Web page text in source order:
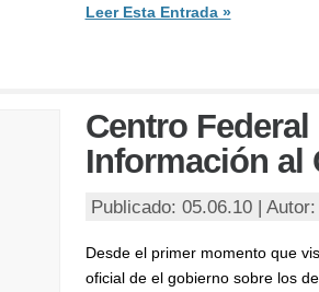
Leer Esta Entrada »
Centro Federal
Información al
Publicado: 05.06.10 |
Desde el primer momento que
oficial de el gobierno sobre los